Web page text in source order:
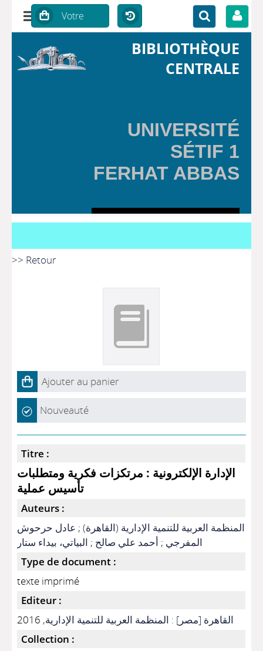
BIBLIOTHÈQUE
CENTRALE
UNIVERSITÉ
SÉTIF 1
FERHAT ABBAS
>> Retour
Ajouter au panier
Nouveauté
Titre :
الإدارة الإلكترونية : مرتكزات فكرية ومتطلبات
تأسيس عملية
Auteurs :
المنظمة العربية للتنمية الإدارية (القاهرة); عادل حرحوش
المفرجي ; أحمد علي صالح ; البياتي، بيداء ستار
Type de document :
texte imprimé
Editeur :
القاهرة [مصر] : المنظمة العربية للتنمية الإدارية, 2016
Collection :